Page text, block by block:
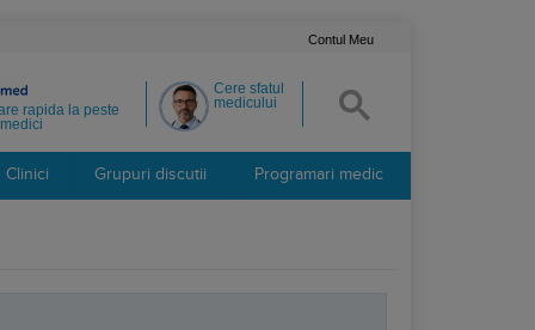
Contul Meu
Cere sfatul
medicului
rapida la peste
Clinici Grupuri discutii Programari medic